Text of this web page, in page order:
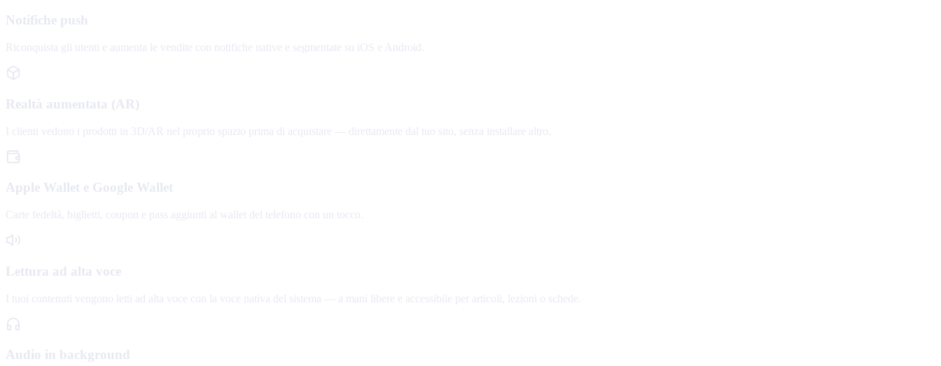
Notifiche push
Riconquista gli utenti e aumenta le vendite con notifiche native e segmentate su iOS e Android.
Realtà aumentata (AR)
I clienti vedono i prodotti in 3D/AR nel proprio spazio prima di acquistare — direttamente dal tuo sito, senza installare altro.
Apple Wallet e Google Wallet
Carte fedeltà, biglietti, coupon e pass aggiunti al wallet del telefono con un tocco.
Lettura ad alta voce
I tuoi contenuti vengono letti ad alta voce con la voce nativa del sistema — a mani libere e accessibile per articoli, lezioni o schede.
Audio in background